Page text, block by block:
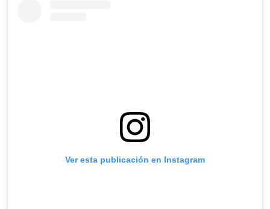
Ver esta publicación en Instagram